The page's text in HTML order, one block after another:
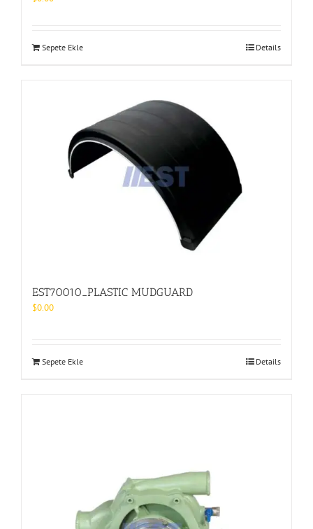
Sepete Ekle Details
EST70010_PLASTIC MUDGUARD
$0.00
Sepete Ekle Details